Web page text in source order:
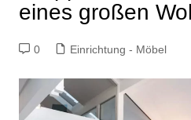
eines großen
0 Einrichtung - Möbel